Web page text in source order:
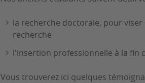
la recherche doctorale, pour
recherche
l'insertion professionnelle à la fin
Vous trouverez ici quelques